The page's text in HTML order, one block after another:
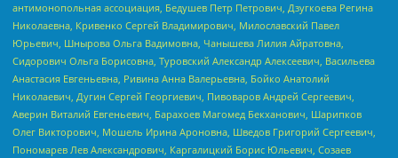
антимонопольная ассоциация, Бедушев Петр Петрович, Дзугкоева Регина
Николаевна, Кривенко Сергей Владимирович, Милославский Павел
Юрьевич, Шнырова Ольга Вадимовна, Чанышева Лилия Айратовна,
Сидорович Ольга Борисовна, Туровский Александр Алексеевич, Васильева
Анастасия Евгеньевна, Ривина Анна Валерьевна, Бойко Анатолий
Николаевич, Дугин Сергей Георгиевич, Пивоваров Андрей Сергеевич,
Аверин Виталий Евгеньевич, Барахоев Магомед Бекханович, Шарипков
Олег Викторович, Мошель Ирина Ароновна, Шведов Григорий Сергеевич,
Пономарев Лев Александрович, Каргалицкий Борис Юльевич, Созаев